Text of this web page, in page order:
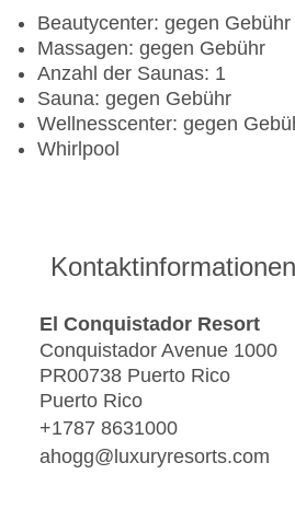
Tennisplatz
Beautycenter: gegen Gebühr
Massagen: gegen Gebühr
Anzahl der Saunas: 1
Sauna: gegen Gebühr
Wellnesscenter: gegen
Whirlpool
Kontaktinformationen
El Conquistador Resort
Conquistador Avenue 1000
PR00738 Puerto Rico
Puerto Rico
+1787 8631000
ahogg@luxuryresorts.com